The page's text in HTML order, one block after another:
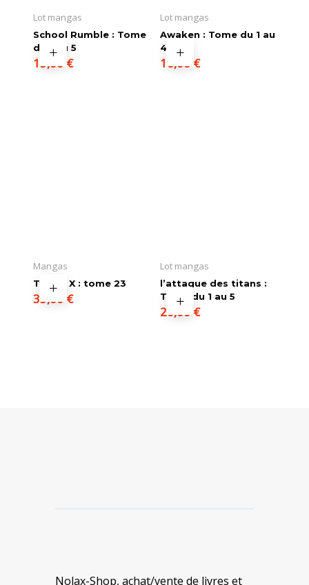
Lot mangas
School Rumble : Tome
du 1 au 5
15,00 €
Lot mangas
Awaken : Tome du 1 au
4
16,00 €
Mangas
Triage X : tome 23
35,00 €
Lot mangas
l’attaque des titans :
Tome du 1 au 5
20,00 €
Nolax-Shop, achat/vente de livres et